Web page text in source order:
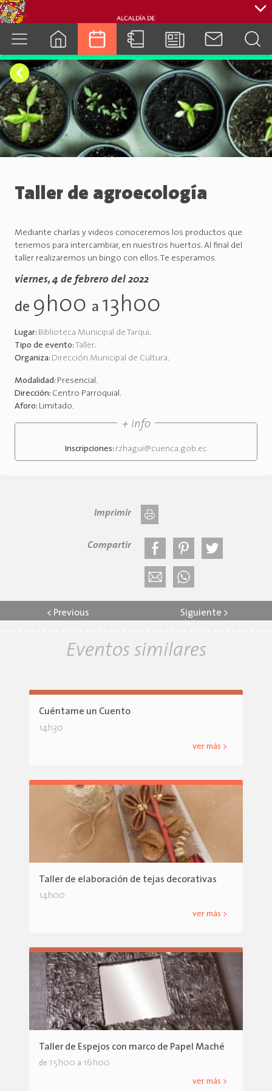
cuenca.gob.ec
Taller de agroecología
Mediante charlas y videos conoceremos los productos que
tenemos para intercambiar, en nuestros huertos. Al final del
taller realizaremos un bingo con ellos. Te esperamos.
viernes, 4 de febrero del 2022
de 9h00 a 13h00
Lugar: Biblioteca Municipal de Tarqui.
Tipo de evento: Taller.
Organiza: Dirección Municipal de Cultura.
Modalidad: Presencial.
Dirección: Centro Parroquial.
Aforo: Limitado.
+ info
Inscripciones: rzhagui@cuenca.gob.ec
Imprimir
Compartir
< Previous Siguiente >
Eventos similares
Cuéntame un Cuento
14h30
ver más >
Taller de elaboración de tejas decorativas
14h00
ver más >
Taller de Espejos con marco de Papel Maché
de 15h00 a 16h00
ver más >